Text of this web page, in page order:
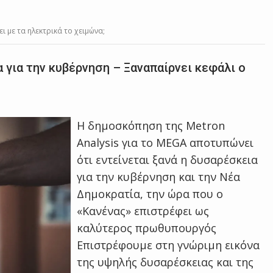
τα ηλεκτρικά το χειμώνα;
την κυβέρνηση – Ξαναπαίρνει κεφάλι ο
Η δημοσκόπηση της Metron
Analysis για το MEGA αποτυπώνει
ότι εντείνεται ξανά η δυσαρέσκεια
για την κυβέρνηση και την Νέα
Δημοκρατία, την ώρα που ο
«Κανένας» επιστρέφει ως
καλύτερος πρωθυπουργός
Επιστρέφουμε στη γνώριμη εικόνα
της υψηλής δυσαρέσκειας και της